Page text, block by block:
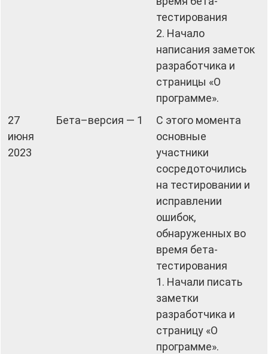
тестирования
2. Начало
написания заметок
разработчика и
страницы «О
программе».
27
июня
2023
Бета–версия — 1
С этого момента
основные
участники
сосредоточились
на тестировании и
исправлении
ошибок,
обнаруженных во
время бета-
тестирования
1. Начали писать
заметки
разработчика и
страницу «О
программе».